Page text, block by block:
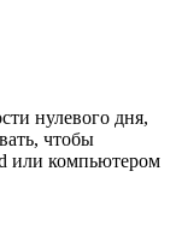
нулевого дня,
чтобы
или компьютером